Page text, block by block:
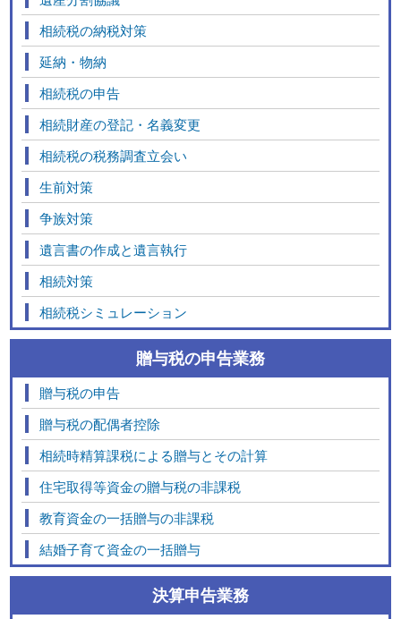
相続税の納税対策
延納・物納
相続税の申告
相続財産の登記・名義変更
相続税の税務調査立会い
生前対策
争族対策
遺言書の作成と遺言執行
相続対策
相続税シミュレーション
贈与税の申告業務
贈与税の申告
贈与税の配偶者控除
相続時精算課税による贈与とその計算
住宅取得等資金の贈与税の非課税
教育資金の一括贈与の非課税
結婚子育て資金の一括贈与
決算申告業務